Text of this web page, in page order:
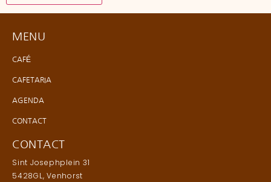
MENU
CAFÉ
CAFETARIA
AGENDA
CONTACT
CONTACT
Sint Josephplein 31
5428GL, Venhorst